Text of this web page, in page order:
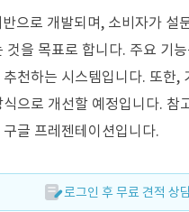
으로 개발되며, 소비자가 설
것을 목표로 합니다. 주요 기
천하는 시스템입니다. 또한,
으로 개선할 예정입니다. 참
글 프레젠테이션입니다.
로그인 후 무료 견적 상